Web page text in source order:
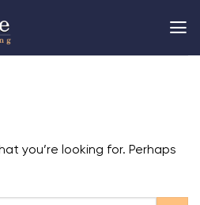
you’re looking for. Perhaps